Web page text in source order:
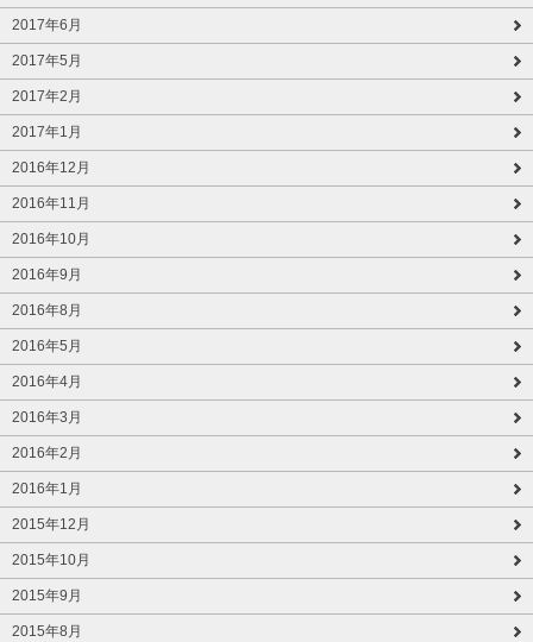
2017年6月
2017年5月
2017年2月
2017年1月
2016年12月
2016年11月
2016年10月
2016年9月
2016年8月
2016年5月
2016年4月
2016年3月
2016年2月
2016年1月
2015年12月
2015年10月
2015年9月
2015年8月